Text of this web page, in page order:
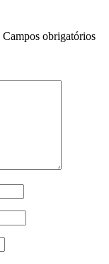
Campos obrigatórios